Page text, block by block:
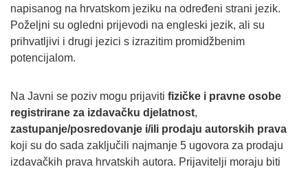
napisanog na hrvatskom jeziku na određeni strani jezik.
Poželjni su ogledni prijevodi na engleski jezik, ali su
prihvatljivi i drugi jezici s izrazitim promidžbenim
potencijalom.
Na Javni se poziv mogu prijaviti fizičke i pravne osobe
registrirane za izdavačku djelatnost,
zastupanje/posredovanje i/ili prodaju autorskih prava
koji su do sada zaključili najmanje 5 ugovora za prodaju
izdavačkih prava hrvatskih autora. Prijavitelji moraju biti